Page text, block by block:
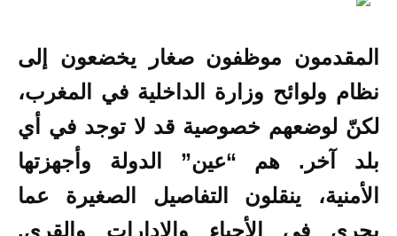
المقدمون موظفون صغار يخضعون إلى
نظام ولوائح وزارة الداخلية في المغرب،
لكنّ لوضعهم خصوصية قد لا توجد في أي
بلد آخر. هم “عين” الدولة وأجهزتها
الأمنية، ينقلون التفاصيل الصغيرة عما
يجري في الأحياء والإدارات والقرى.